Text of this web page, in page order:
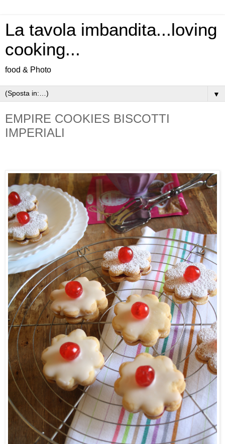
La tavola imbandita...loving
cooking...
food & Photo
▼
EMPIRE COOKIES BISCOTTI
IMPERIALI